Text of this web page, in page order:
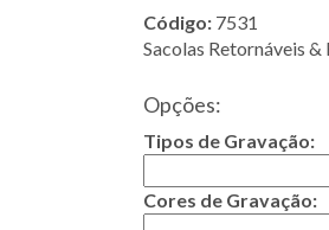
Código: 7531
Sacolas Retornáveis &
Opções:
Tipos de Gravação:
Cores de Gravação: